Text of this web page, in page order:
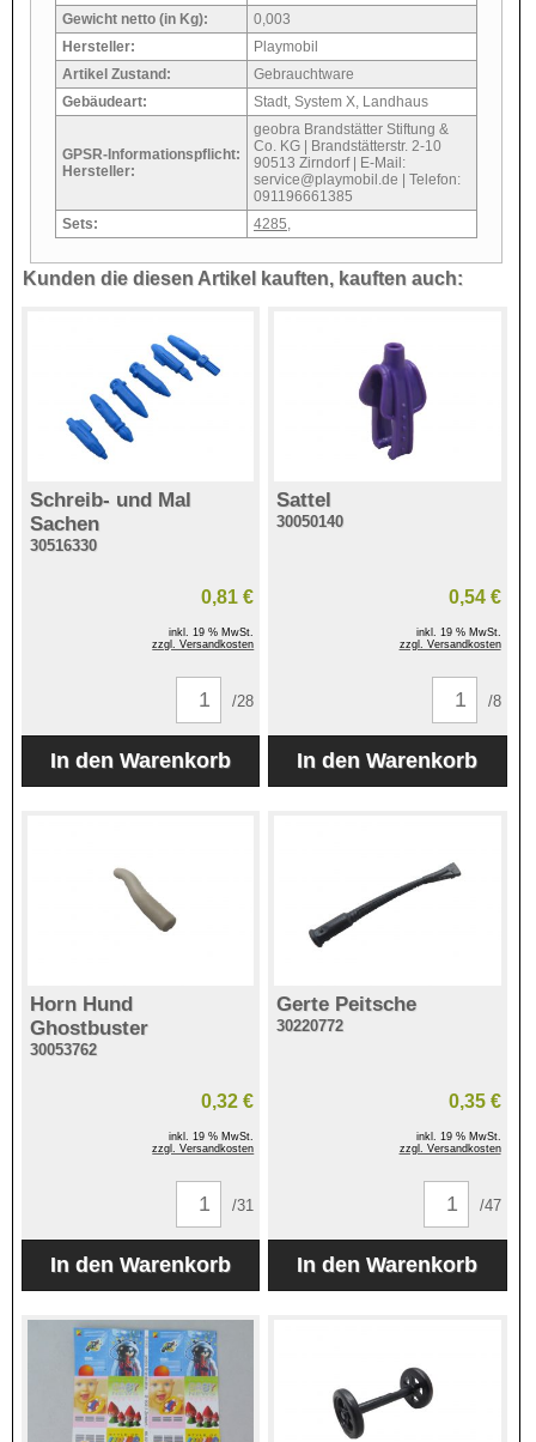
Gewicht netto (in Kg):
0,003
Hersteller:
Playmobil
Artikel Zustand:
Gebrauchtware
Gebäudeart:
Stadt, System X, Landhaus
GPSR-Informationspflicht:
Hersteller:
geobra Brandstätter Stiftung &
Co. KG | Brandstätterstr. 2-10
90513 Zirndorf | E-Mail:
service@playmobil.de | Telefon:
091196661385
Sets:
4285
Kunden die diesen Artikel kauften, kauften auch:
Schreib- und Mal
Sachen
30516330
0,81 €
inkl. 19 % MwSt.
zzgl. Versandkosten
/28
Sattel
30050140
0,54 €
inkl. 19 % MwSt.
zzgl. Versandkosten
/8
Horn Hund
Ghostbuster
30053762
0,32 €
inkl. 19 % MwSt.
zzgl. Versandkosten
/31
Gerte Peitsche
30220772
0,35 €
inkl. 19 % MwSt.
zzgl. Versandkosten
/47